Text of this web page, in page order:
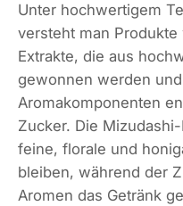
Unter hochwertigem
versteht man
Extrakte, die aus
gewonnen werden
Aromakomponenten
Zucker. Die
feine, florale und
bleiben, während der
Aromen das Getränk